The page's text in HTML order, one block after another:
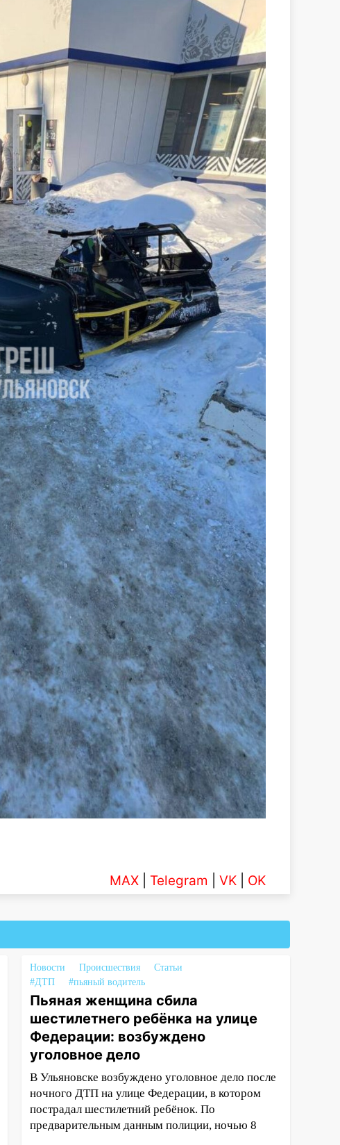
MAX Telegram VK OK
Новости Происшествия
Статьи
#ДТП
#пьяный водитель
Пьяная женщина сбила
шестилетнего ребёнка на улице
Федерации: возбуждено
уголовное дело
В Ульяновске возбуждено уголовное дело после
ночного ДТП на улице Федерации, в котором
пострадал шестилетний ребёнок. По
предварительным данным полиции, ночью 8